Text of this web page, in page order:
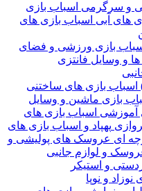
اسباب بازی
اسباب بازی های
بازی ورزشی و فضای
و وسایل فانتزی
اسباب بازی های ساختنی
ماشین و وسایل
اسباب بازی های
پهپاد و اسباب بازی های
عروسک های پولیشی و
و لوازم جانبی
و استیکر
نوزاد و نوپا